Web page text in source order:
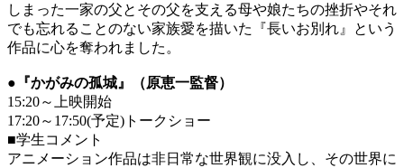
しまった一家の父とその父を支える母や娘たちの挫折やそれ
でも忘れることのない家族愛を描いた『長いお別れ』という
作品に心を奪われました。
●『かがみの孤城』（原恵一監督）
15:20～上映開始
17:20～17:50(予定)トークショー
■学生コメント
アニメーション作品は非日常な世界観に没入し、その世界に